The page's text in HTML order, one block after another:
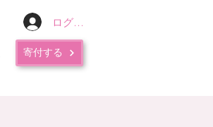
ログイン
寄付する